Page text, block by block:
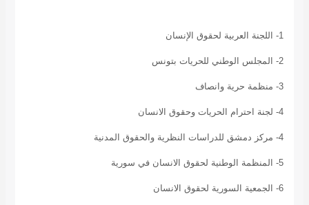
1- اللجنة العربية لحقوق الإنسان
2- المجلس الوطني للحريات بتونس
3- منظمة حرية وانصاف
4- لجنة احترام الحريات وحقوق الانسان
4- مركز دمشق للدراسات النظرية والحقوق المدنية
5- المنظمة الوطنية لحقوق الانسان في سورية
6- الجمعية السورية لحقوق الانسان